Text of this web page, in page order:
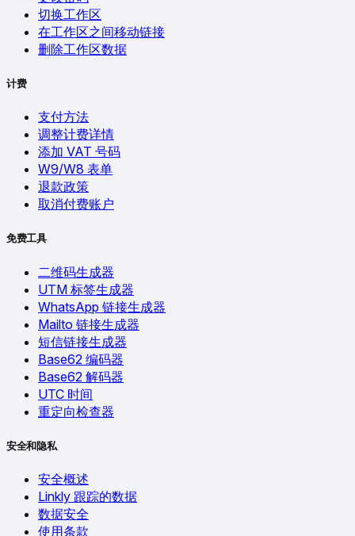
切换工作区
在工作区之间移动链接
删除工作区数据
计费
支付方法
调整计费详情
添加 VAT 号码
W9/W8 表单
退款政策
取消付费账户
免费工具
二维码生成器
UTM 标签生成器
WhatsApp 链接生成器
Mailto 链接生成器
短信链接生成器
Base62 编码器
Base62 解码器
UTC 时间
重定向检查器
安全和隐私
安全概述
Linkly 跟踪的数据
数据安全
使用条款